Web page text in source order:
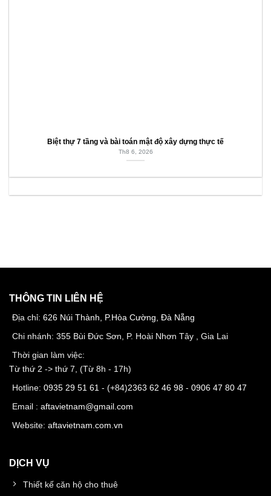
Biệt thự 7 tầng và bài toán mật độ xây dựng thực tế
Th8 6, 2026
THÔNG TIN LIÊN HỆ
Địa chỉ: 626 Núi Thành, P.Hòa Cường, Đà Nẵng
Chi nhánh: 355 Bùi Đức Sơn, P. Hoài Nhơn Tây , Gia Lai
Thời gian làm việc:
Từ thứ 2 -> thứ 7, (Từ 8h - 17h)
Hotline: 0935 29 51 61 - (+84)2363 62 46 98 - 0906 47 80 47
Email : aftavietnam@gmail.com
Website: aftavietnam.com.vn
DỊCH VỤ
Thiết kế căn hộ cho thuê